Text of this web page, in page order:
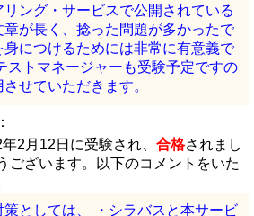
リング・サービスで公開されている
章が長く、捻った問題が多かったで
身につけるためには非常に有意義で
ストマネージャーも受験予定ですの
せていただきます。
2月12日に受験され、 合格されまし
ございます。以下のコメントをいた
策としては、 ・シラバスと本サービ